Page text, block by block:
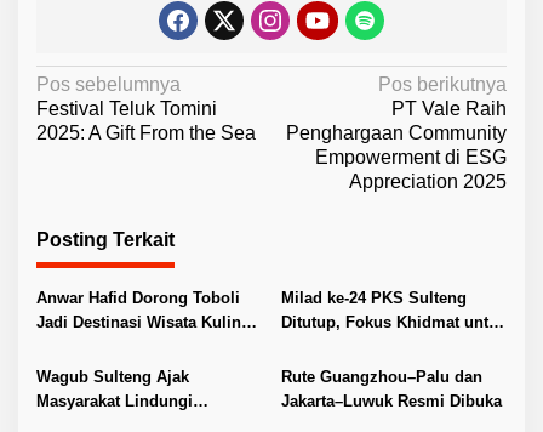
N
a
g
a
s
i
p
o
Pos sebelumnya
Festival Teluk Tomini
2025: A Gift From the Sea
Pos berikutnya
PT Vale Raih
Penghargaan Community
Empowerment di ESG
Appreciation 2025
Posting Terkait
Anwar Hafid Dorong Toboli
Jadi Destinasi Wisata Kuliner
Milad ke-24 PKS Sulteng
Ditutup, Fokus Khidmat untuk
Wagub Sulteng Ajak
Masyarakat Lindungi
Rute Guangzhou–Palu dan
Jakarta–Luwuk Resmi Dibuka